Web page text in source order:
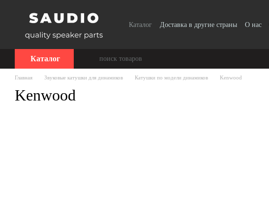
Каталог Доставка в другие страны О нас
Каталог
Главная Звуковые катушки для динамиков Катушки по модели динамиков Kenwood
Kenwood